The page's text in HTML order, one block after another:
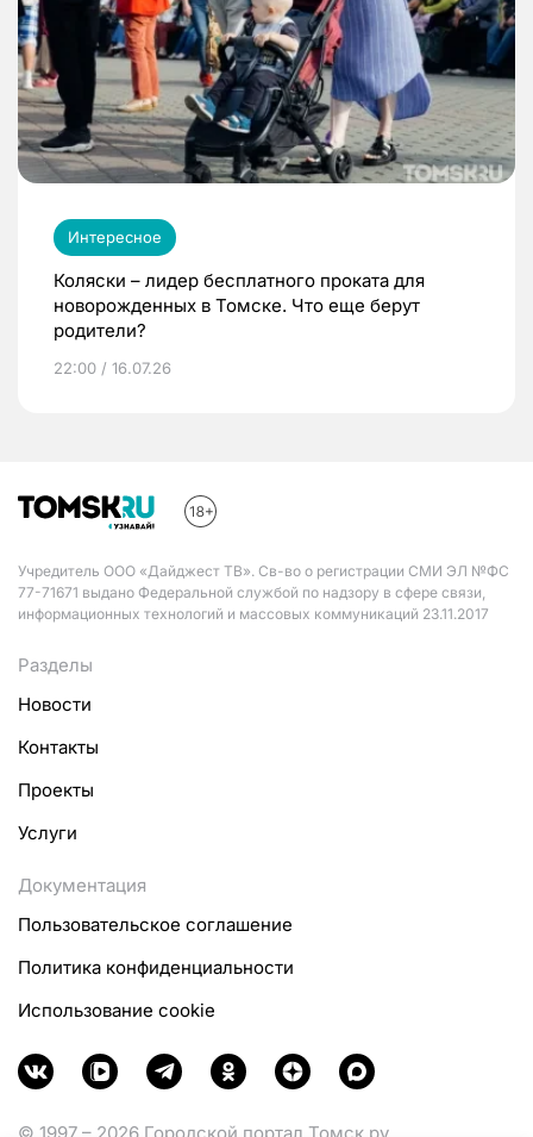
Интересное
Коляски – лидер бесплатного проката для
новорожденных в Томске. Что еще берут
родители?
22:00 / 16.07.26
Учредитель ООО «Дайджест ТВ». Св-во о регистрации СМИ ЭЛ №ФС
77-71671 выдано Федеральной службой по надзору в сфере связи,
информационных технологий и массовых коммуникаций 23.11.2017
Разделы
Новости
Контакты
Проекты
Услуги
Документация
Пользовательское соглашение
Политика конфиденциальности
Использование cookie